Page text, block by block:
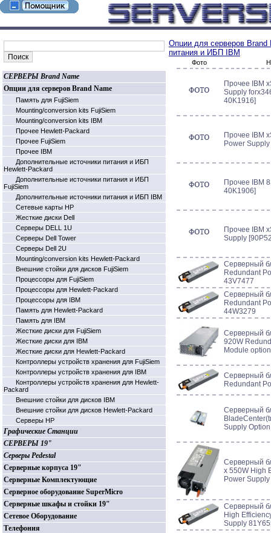
СЕРВЕРЫ Brand Name
Опции для серверов Brand Name
Память для FujiSiem
Mounting/conversion kits FujiSiem
Mounting/conversion kits IBM
Прочее Hewlett-Packard
Прочее FujiSiem
Прочее IBM
Дополнительные источники питания и ИБП
Hewlett-Packard
Дополнительные источники питания и ИБП
FujiSiem
Дополнительные источники питания и ИБП IBM
Cетевые карты HP
Жесткие диски Dell
Серверы DELL 1U
Серверы Dell Tower
Серверы Dell 2U
Mounting/conversion kits Hewlett-Packard
Внешние стойки для дисков FujiSiem
Процессоры для FujiSiem
Процессоры для Hewlett-Packard
Процессоры для IBM
Память для Hewlett-Packard
Память для IBM
Жесткие диски для FujiSiem
Жесткие диски для IBM
Жесткие диски для Hewlett-Packard
Контроллеры устройств хранения для FujiSiem
Контроллеры устройств хранения для IBM
Контроллеры устройств хранения для Hewlett-
Packard
Внешние стойки для дисков IBM
Внешние стойки для дисков Hewlett-Packard
Серверы HP
Графические Станции
СЕРВЕРЫ 19"
Серверы Pedestal
Серверные корпуса 19"
Серверные Комплектующие
Серверное оборудование SuperMicro
Серверные шкафы и стойки 19"
Сетевое Оборудование
Телефония
Опции для серверов Brand
питания и ИБП IBM
Фото
Прочее IBM
Supply
40K1916]
Прочее IBM
Power
Прочее IBM
40K1906]
Прочее IBM
Supply
Серверный
Redundant
43V7477
Серверный
Redundant
44W3279
Серверный
920W
Module
Серверный
Redundant
Серверный
Supply
Серверный
x 550W High
Power
Серверный
High
Supply